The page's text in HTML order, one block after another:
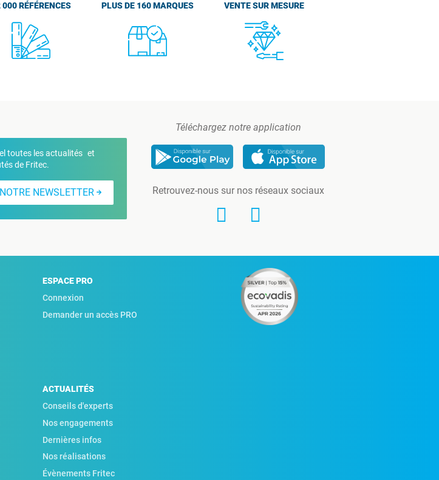
000 RÉFÉRENCES
PLUS DE 160 MARQUES
VENTE SUR MESURE
toutes les actualités et
de Fritec.
NEWSLETTER
Téléchargez notre application
Retrouvez-nous sur nos réseaux sociaux
ESPACE PRO
Connexion
Demander un accès PRO
ACTUALITÉS
Conseils d'experts
Nos engagements
Dernières infos
Nos réalisations
Évènements Fritec